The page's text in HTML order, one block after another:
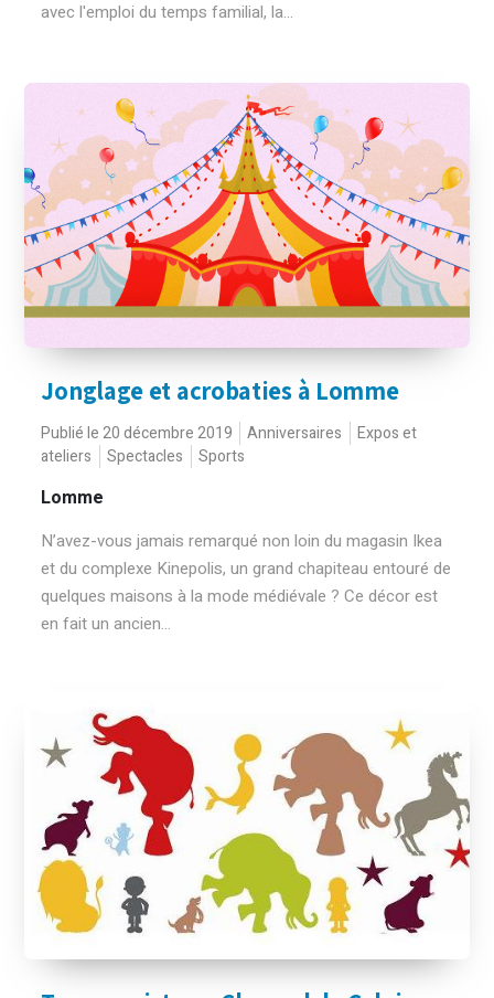
avec l'emploi du temps familial, la...
Jonglage et acrobaties à Lomme
Publié le 20 décembre 2019 Anniversaires
Expos et
ateliers
Spectacles Sports
Lomme
N’avez-vous jamais remarqué non loin du magasin Ikea
et du complexe Kinepolis, un grand chapiteau entouré de
quelques maisons à la mode médiévale ? Ce décor est
en fait un ancien...